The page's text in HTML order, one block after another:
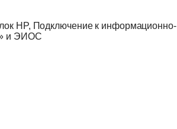
HP, Подключение к информационно-
и ЭИОС